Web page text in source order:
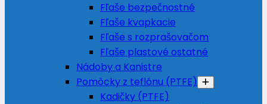
Fľaše bezpečnostné
Fľaše kvapkacie
Fľaše s rozprašovačom
Fľaše plastové ostatné
Nádoby a Kanistre
Pomôcky z teflónu (PTFE)
Kadičky (PTFE)